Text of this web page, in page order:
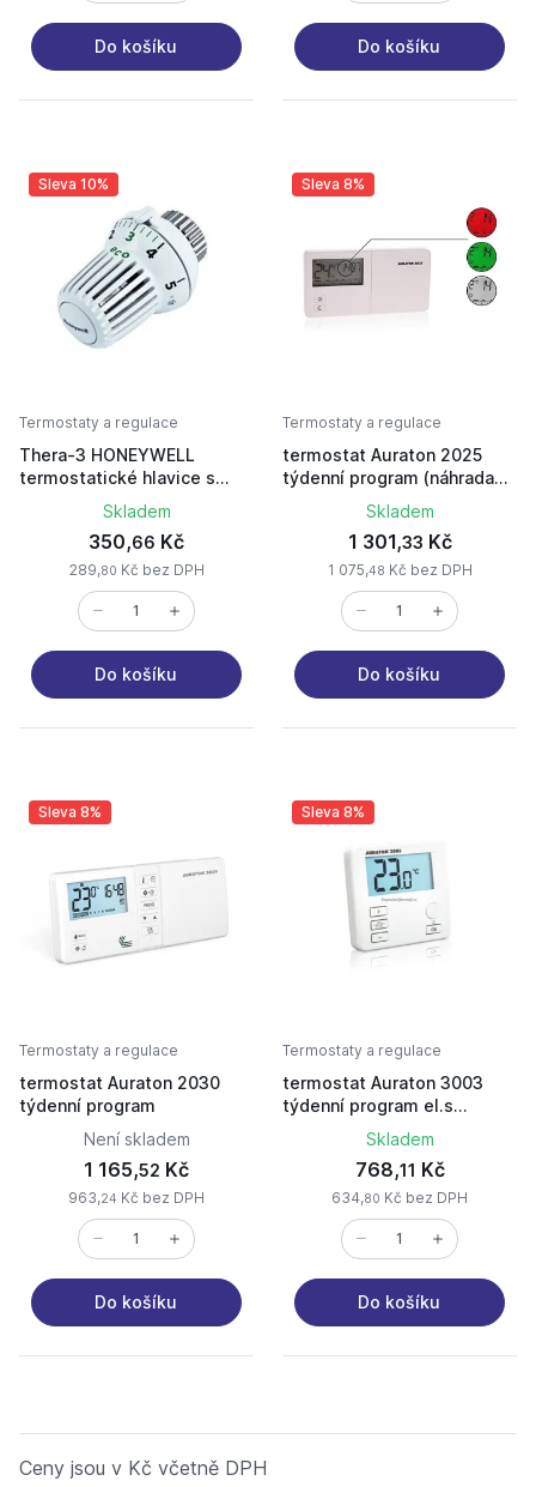
Do košíku Do košíku
Sleva 10%
Termostaty a regulace
Thera-3 HONEYWELL
termostatické hlavice s
vestavěným kapalinovým
čidlem, bez nulové polohy
Skladem
350,66 Kč
289,80 Kč bez DPH
Do košíku
Sleva 8%
Termostaty a regulace
termostat Auraton 2025
týdenní program (náhrada
Skladem
1 301,33 Kč
1 075,48 Kč bez DPH
Do košíku
Sleva 8%
Termostaty a regulace
termostat Auraton 2030
týdenní program
Není skladem
1 165,52 Kč
963,24 Kč bez DPH
Do košíku
Sleva 8%
Termostaty a regulace
termostat Auraton 3003
týdenní program el.s
Skladem
768,11 Kč
634,80 Kč bez DPH
Do košíku
Ceny jsou v Kč včetně DPH